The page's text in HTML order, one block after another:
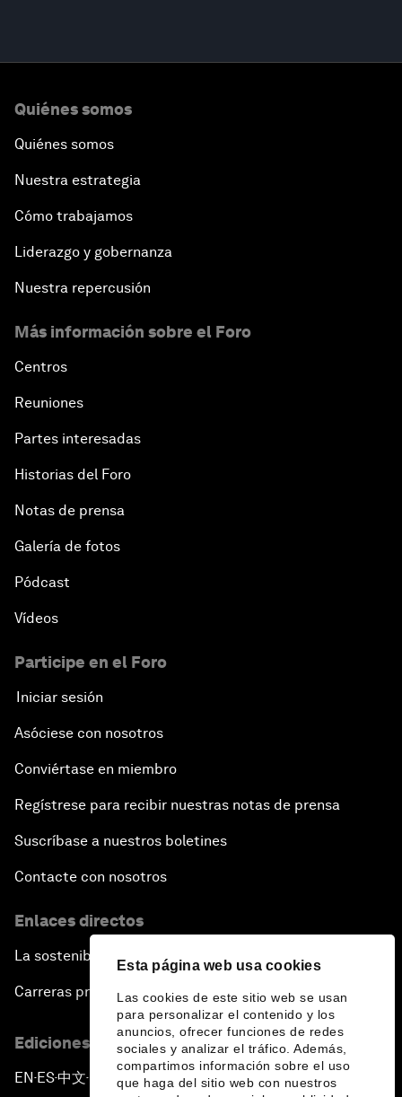
Esta página web usa cookies
Las cookies de este sitio web se usan
para personalizar el contenido y los
anuncios, ofrecer funciones de redes
sociales y analizar el tráfico. Además,
compartimos información sobre el uso
que haga del sitio web con nuestros
Quiénes somos
Quiénes somos
Nuestra estrategia
Cómo trabajamos
Liderazgo y gobernanza
Nuestra repercusión
Más información sobre el Foro
Centros
Reuniones
Partes interesadas
Historias del Foro
Notas de prensa
Galería de fotos
Pódcast
Vídeos
Participe en el Foro
Iniciar sesión
Asóciese con nosotros
Conviértase en miembro
Regístrese para recibir nuestras notas de prensa
Suscríbase a nuestros boletines
Contacte con nosotros
Enlaces directos
La sostenibilidad en el Foro
Carreras profesionales
Ediciones en otros idiomas
EN ▪ES▪中文▪ 日本語